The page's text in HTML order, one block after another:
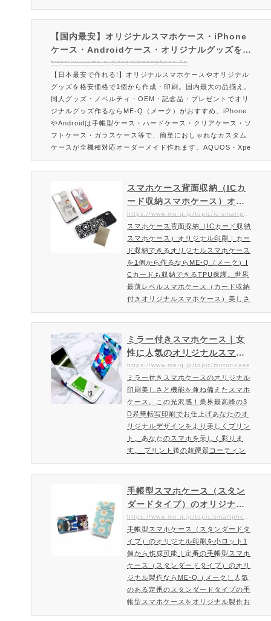
花・ドライフラワー・金箔・銀箔など
かわいい素材を詰め込んだナチュラル
なスマホケースです。ハンドメイド感
がある個性的なスマホケースに仕上が
ります。レジンスマホケースを作成・
料金はこちらレジンスマホケースの特
徴色とりどりのドライ…
【国内最安】オリジナルスマホケース・iPhone
ケース・Androidケース・オリジナルグッズを1
個から格安作成｜作り方も簡単で安い！オーダー
メイドで即日お届けできるME-Q（メーク）
https://www.me-q.jp/topic/smartphone-3d
【日本最安で作れる!】オリジナルスマホケースやオリジナル
グッズを格安価格で1個から作成・印刷。国内最大の品揃え。
同人グッズ・ノベルティ・OEM・記念品・プレゼントでオリ
ジナルグッズ作るならME-Q（メーク）がおすすめ。iPhone
やAndroidは手帳型ケース・ハードケース・クリアケース・ソ
フトケース・ガラスケース等で、簡単におしゃれなカスタム
ケースが全機種対応オーダーメイド作れます。AQUOS・Xpe
ria・Galaxy・Google Pixel・ARROWS・HUAWEI・OPP
O・Android Oneなど充実。
スマホケース背面収納（ICカ
ード収納スマホケース）オリ
ジナル印刷｜カード収納でき
るオリジナルスマホケースを1
個から作るならME-Q（メー
ク）
スマホケース背面収納（ICカード収納
スマホケース）オリジナル印刷｜カー
ド収納できるオリジナルスマホケース
を1個から作るならME-Q（メーク）I
Cカードも収納できるTPU保護。世界
最薄レベルスマホケース（カード収納
付きオリジナルスマホケース）美しさ
と機能を兼ね備えたスマホケース。こ
の光沢感！業界最高峰の熱転写印刷で
お仕上げするカード収納オリジナルス
マホケースあなたのオリジナルデザイ
ンをより美しくプリント。あなたのス
の超硬質コーティング技術による仕上
げによって傷や摩擦にも強い…
ミラー付きスマホケース｜女
性に人気のオリジナルスマホ
ケースをオーダメイド制作
https://www.me-q.jp/topic/mirror-case
ミラー付きスマホケースのオリジナル
印刷美しさと機能を兼ね備えたスマホ
ケース。この光沢感！業界最高峰の3
D昇華転写印刷でお仕上げあなたのオ
リジナルデザインをより美しくプリン
ト。あなたのスマホを美しく彩りま
す。 プリント後の超硬質コーティン
グ技術による仕上げによって傷や摩擦
にも強い、 キレイなままで長く愛用
できる世界に一つだけのオリジナルの
スマホケースが、あなたの何気ない日
常を美しく変化させます。素材ポリカ
内蔵印刷方法3D昇華転写印刷（CMY
K出力）対応機種に関して各対応…
手帳型スマホケース（スタン
ダードタイプ）のオリジナル
印刷を小ロット1個から作成可
能｜定番の手帳型スマホケー
ス（スタンダードタイプ）の
オリジナル製作ならME-Q（メ
ーク）
手帳型スマホケース（スタンダードタ
イプ）のオリジナル印刷を小ロット1
個から作成可能｜定番の手帳型スマホ
ケース（スタンダードタイプ）のオリ
ジナル製作ならME-Q（メーク）人気
のある定番のスタンダードタイプの手
帳型スマホケースをオリジナル製作お
しゃれなヌメ革風のきめ細かい風合い